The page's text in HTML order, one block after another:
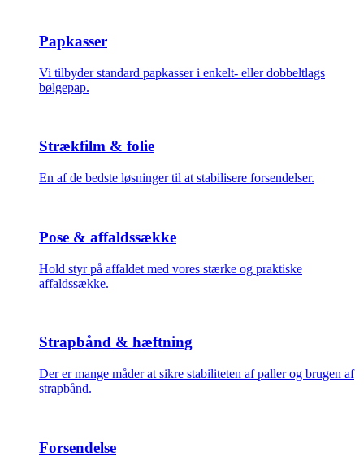
Papkasser
Vi tilbyder standard papkasser i enkelt- eller dobbeltlags
bølgepap.
Strækfilm & folie
En af de bedste løsninger til at stabilisere forsendelser.
Pose & affaldssække
Hold styr på affaldet med vores stærke og praktiske
affaldssække.
Strapbånd & hæftning
Der er mange måder at sikre stabiliteten af paller og brugen af
strapbånd.
Forsendelse